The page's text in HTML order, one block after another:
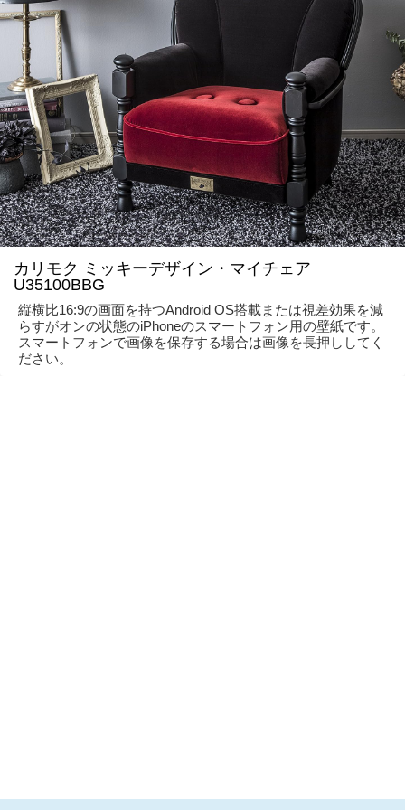
カリモク ミッキーデザイン・マイチェア
U35100BBG
縦横比16:9の画面を持つAndroid OS搭載または視差効果を減
らすがオンの状態のiPhoneのスマートフォン用の壁紙です。
スマートフォンで画像を保存する場合は画像を長押ししてく
ださい。